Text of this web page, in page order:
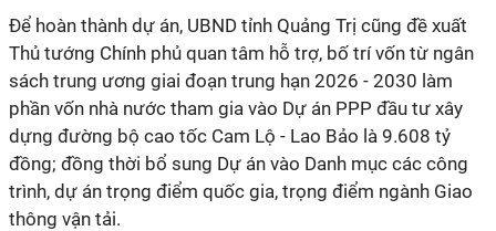
Để hoàn thành dự án, UBND tỉnh Quảng Trị cũng đề xuất
Thủ tướng Chính phủ quan tâm hỗ trợ, bố trí vốn từ ngân
sách trung ương giai đoạn trung hạn 2026 - 2030 làm
phần vốn nhà nước tham gia vào Dự án PPP đầu tư xây
dựng đường bộ cao tốc Cam Lộ - Lao Bảo là 9.608 tỷ
đồng; đồng thời bổ sung Dự án vào Danh mục các công
trình, dự án trọng điểm quốc gia, trọng điểm ngành Giao
thông vận tải.